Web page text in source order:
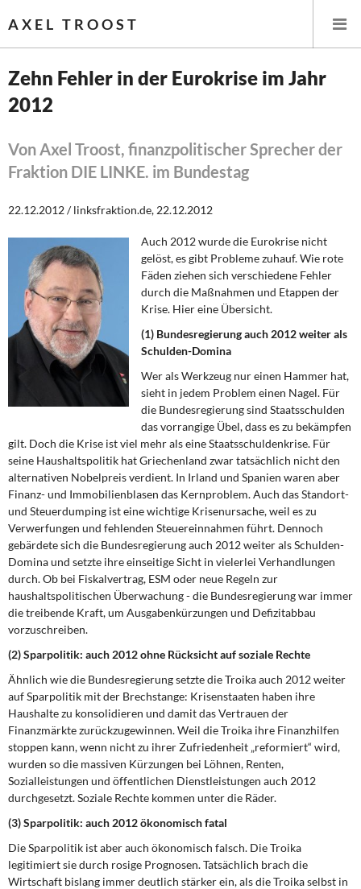
AXEL TROOST
Startseite
Themen
Leitlinien linker Wirtschafts- und Finanzpolitik
Steuer- und Finanzpolitik
Öffentliche Infrastruktur und Daseinsvorsorge
Eurokrise und Griechenland
DIE LINKE
Weitere Themen
Memo-Gruppe
Institut Solidarische Moderne
Rosa-Luxemburg-Stiftung
Über mich
Kontakt
Zehn Fehler in der Eurokrise im Jahr
2012
Von Axel Troost, finanzpolitischer Sprecher der
Fraktion DIE LINKE. im Bundestag
22.12.2012 / linksfraktion.de, 22.12.2012
Auch 2012 wurde die Eurokrise nicht
gelöst, es gibt Probleme zuhauf. Wie rote
Fäden ziehen sich verschiedene Fehler
durch die Maßnahmen und Etappen der
Krise. Hier eine Übersicht.
(1) Bundesregierung auch 2012 weiter als
Schulden-Domina
Wer als Werkzeug nur einen Hammer hat,
sieht in jedem Problem einen Nagel. Für
die Bundesregierung sind Staatsschulden
das vorrangige Übel, dass es zu bekämpfen
gilt. Doch die Krise ist viel mehr als eine Staatsschuldenkrise. Für
seine Haushaltspolitik hat Griechenland zwar tatsächlich nicht den
alternativen Nobelpreis verdient. In Irland und Spanien waren aber
Finanz- und Immobilienblasen das Kernproblem. Auch das Standort-
und Steuerdumping ist eine wichtige Krisenursache, weil es zu
Verwerfungen und fehlenden Steuereinnahmen führt. Dennoch
gebärdete sich die Bundesregierung auch 2012 weiter als Schulden-
Domina und setzte ihre einseitige Sicht in vielerlei Verhandlungen
durch. Ob bei Fiskalvertrag, ESM oder neue Regeln zur
haushaltspolitischen Überwachung - die Bundesregierung war immer
die treibende Kraft, um Ausgabenkürzungen und Defizitabbau
vorzuschreiben.
(2) Sparpolitik: auch 2012 ohne Rücksicht auf soziale Rechte
Ähnlich wie die Bundesregierung setzte die Troika auch 2012 weiter
auf Sparpolitik mit der Brechstange: Krisenstaaten haben ihre
Haushalte zu konsolidieren und damit das Vertrauen der
Finanzmärkte zurückzugewinnen. Weil die Troika ihre Finanzhilfen
stoppen kann, wenn nicht zu ihrer Zufriedenheit „reformiert“ wird,
wurden so die massiven Kürzungen bei Löhnen, Renten,
Sozialleistungen und öffentlichen Dienstleistungen auch 2012
durchgesetzt. Soziale Rechte kommen unter die Räder.
(3) Sparpolitik: auch 2012 ökonomisch fatal
Die Sparpolitik ist aber auch ökonomisch falsch. Die Troika
legitimiert sie durch rosige Prognosen. Tatsächlich brach die
Wirtschaft bislang immer deutlich stärker ein, als die Troika selbst in